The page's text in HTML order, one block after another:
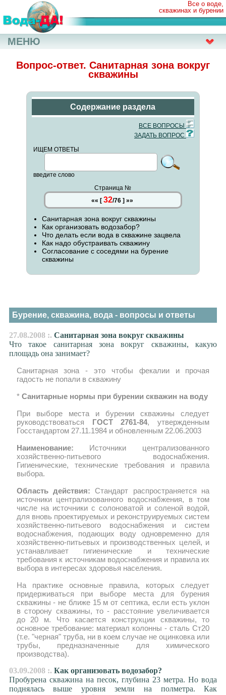
Все о воде,
скважинах и бурении
Вопрос-ответ. Санитарная зона вокруг
скважины
Содержание раздела
ВСЕ ВОПРОСЫ
ЗАДАТЬ ВОПРОС
ИЩЕМ ОТВЕТЫ
введите слово
Страница №
«« [ 32/76] »»
Санитарная зона вокруг скважины
Как организовать водозабор?
Что делать если вода в скважине зацвела
Как надо обустраивать скважину
Согласование с соседями на бурение
скважины
Бурение, скважина, вода - вопросы и ответы
27.08.2008 :. Санитарная зона вокруг скважины
Что такое санитарная зона вокруг скважины, какую
площадь она занимает?
Санитарная зона - это чтобы фекалии и прочая
гадость не попали в скважину
* Санитарные нормы при бурении скважин на воду
При выборе места и бурении скважины следует
руководствоваться ГОСТ 2761-84, утвержденным
Госстандартом 27.11.1984 и обновленным 22.06.2003
Наименование: Источники централизованного
хозяйственно-питьевого водоснабжения.
Гигиенические, технические требования и правила
выбора.
Область действия: Стандарт распространяется на
источники централизованного водоснабжения, в том
числе на источники с солоноватой и соленой водой,
для вновь проектируемых и реконструируемых систем
хозяйственно-питьевого водоснабжения и систем
водоснабжения, подающих воду одновременно для
хозяйственно-питьевых и производственных целей, и
устанавливает гигиенические и технические
требования к источникам водоснабжения и правила их
выбора в интересах здоровья населения.
На практике основные правила, которых следует
придерживаться при выборе места для бурения
скважины - не ближе 15 м от септика, если есть уклон
в сторону скважины, то - расстояние увеличивается
до 20 м. Что касается конструкции скважины, то
основное требование: материал колонны - сталь Ст20
(т.е. "черная" труба, ни в коем случае не оцинковка или
трубы, предназначенные для химического
производства).
03.09.2008 :. Как организовать водозабор?
Пробурена скважина на песок, глубина 23 метра. Но вода
поднялась выше уровня земли на полметра. Как
МЕНЮ